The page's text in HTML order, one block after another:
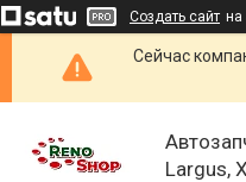
Создать сайт на
Сейчас
Largus,